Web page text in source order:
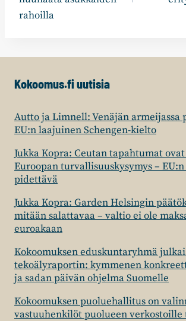
rahoilla
Kokoomus.fi uutisia
Autto ja Limnell: Venäjän armeijassa
EU:n laajuinen Schengen-kielto
Jukka Kopra: Ceutan tapahtumat
Euroopan turvallisuuskysymys –
pidettävä
Jukka Kopra: Garden Helsingin
mitään salattavaa – valtio ei ole
euroakaan
Kokoomuksen eduskuntaryhmä
tekoälyraportin: kymmenen
ja sadan päivän ohjelma Suomelle
Kokoomuksen puoluehallitus on
vastuuhenkilöt puolueen